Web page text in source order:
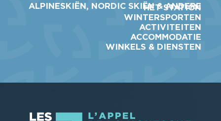
HET STATION
ALPINESKIËN, NORDIC SKIËN & ANDERE
WINTERSPORTEN
ACTIVITEITEN
ACCOMMODATIE
WINKELS & DIENSTEN